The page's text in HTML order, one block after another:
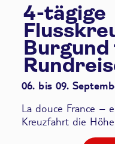
4-tägige
06. bis 09.
La douce France –
Kreuzfahrt die